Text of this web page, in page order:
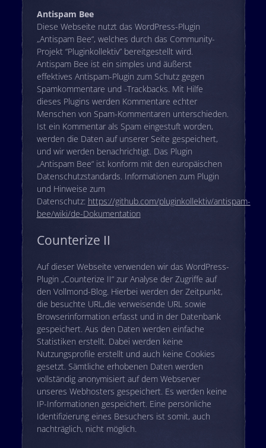
Antispam Bee
Diese Webseite nutzt das WordPress-Plugin
„Antispam Bee“, welches durch das Community-
Projekt “Pluginkollektiv” bereitgestellt wird.
Antispam Bee ist ein simples und äußerst
effektives Antispam-Plugin zum Schutz gegen
Spamkommentare und -Trackbacks. Mit Hilfe
dieses Plugins werden Kommentare echter
Menschen von Spam-Kommentaren unterschieden.
Ist ein Kommentar als Spam eingestuft worden,
werden die Daten auf unserer Seite gespeichert,
und wir werden benachrichtigt. Das Plugin
„Antispam Bee“ ist konform mit den europäischen
Datenschutzstandards. Informationen zum Plugin
und Hinweise zum
Datenschutz: https://github.com/pluginkollektiv/antispam-
bee/wiki/de-Dokumentation
Counterize II
Auf dieser Webseite verwenden wir das WordPress-
Plugin „Counterize II“ zur Analyse der Zugriffe auf
den Vollmond-Blog. Hierbei werden der Zeitpunkt,
die besuchte URL,die verweisende URL sowie
Browserinformation erfasst und in der Datenbank
gespeichert. Aus den Daten werden einfache
Statistiken erstellt. Dabei werden keine
Nutzungsprofile erstellt und auch keine Cookies
gesetzt. Sämtliche erhobenen Daten werden
vollständig anonymisiert auf dem Webserver
unseres Webhosters gespeichert. Es werden keine
IP-Informationen gespeichert. Eine persönliche
Identifizierung eines Besuchers ist somit, auch
nachträglich, nicht möglich.